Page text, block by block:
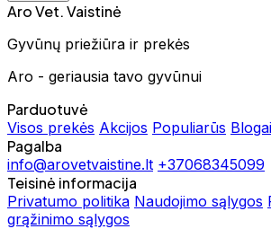
Aro Vet. Vaistinė
Gyvūnų priežiūra ir prekės
Aro - geriausia tavo gyvūnui
Parduotuvė
Visos prekės Akcijos Populiarūs Blogai
Pagalba
info@arovetvaistine.lt +37068345099
Teisinė informacija
Privatumo politika Naudojimo sąlygos
grąžinimo sąlygos